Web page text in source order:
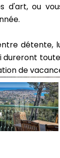
d'art, ou
détente,
de